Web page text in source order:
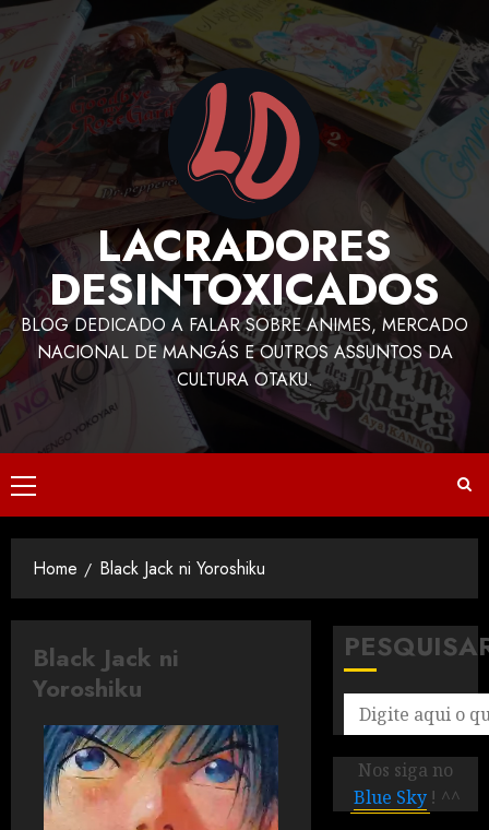
LACRADORES
DESINTOXICADOS
BLOG DEDICADO A FALAR SOBRE ANIMES, MERCADO
NACIONAL DE MANGÁS E OUTROS ASSUNTOS DA
CULTURA OTAKU.
Home Black Jack ni Yoroshiku
Black Jack ni
Yoroshiku
Nos siga no
Blue Sky ! ^^